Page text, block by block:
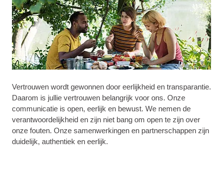
Vertrouwen wordt gewonnen door eerlijkheid en transparantie.
Daarom is jullie vertrouwen belangrijk voor ons. Onze
communicatie is open, eerlijk en bewust. We nemen de
verantwoordelijkheid en zijn niet bang om open te zijn over
onze fouten. Onze samenwerkingen en partnerschappen zijn
duidelijk, authentiek en eerlijk.